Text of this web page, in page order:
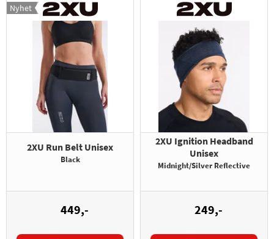
Nyhet
2XU Run Belt Unisex
Black
449,-
2XU Ignition Headband
Unisex
Midnight/Silver Reflective
249,-